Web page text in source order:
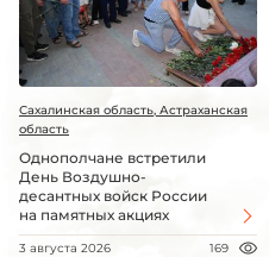
Сахалинская область, Астраханская
область
Однополчане встретили
День Воздушно-
десантных войск России
на памятных акциях
3 августа 2026 169